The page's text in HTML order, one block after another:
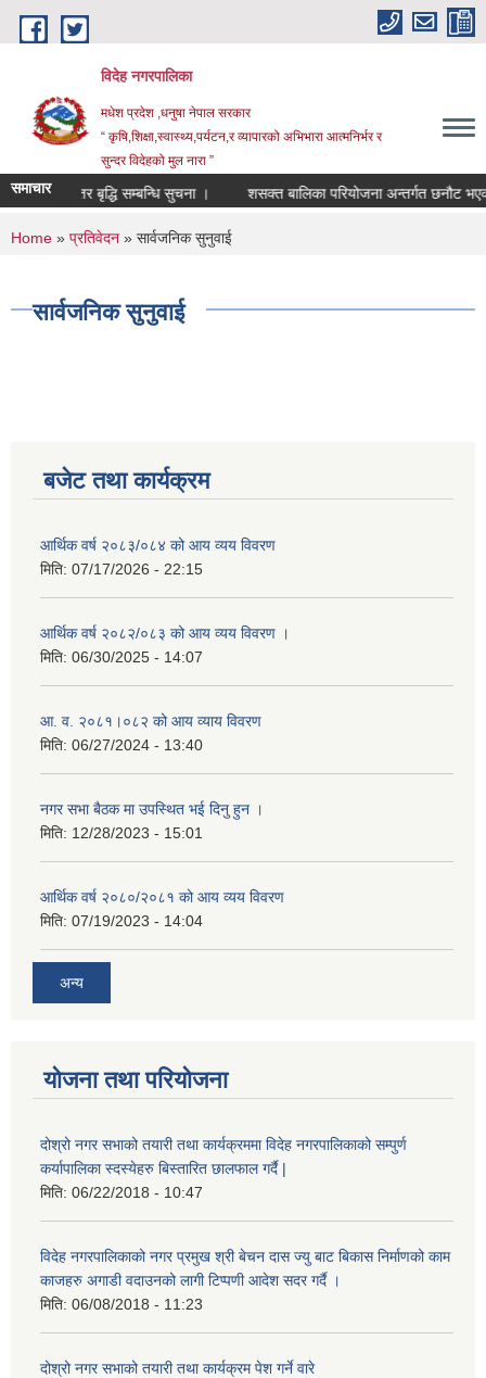
Skip to main content
विदेह नगरपालिका
मधेश प्रदेश ,धनुषा नेपाल सरकार
“ कृषि,शिक्षा,स्वास्थ्य,पर्यटन,र व्यापारको अभिभारा आत्मनिर्भर र
सुन्दर विदेहको मुल नारा ”
समाचारतह/स्तर बृद्धि सम्बन्धि सुचना । शसक्त बालिका परियोजना अन्तर्गत छनौट
You are here
Home » प्रतिवेदन » सार्वजनिक सुनुवाई
सार्वजनिक सुनुवाई
बजेट तथा कार्यक्रम
आर्थिक वर्ष २०८३/०८४ को आय व्यय विवरण
मिति: 07/17/2026 - 22:15
आर्थिक वर्ष २०८२/०८३ को आय व्यय विवरण ।
मिति: 06/30/2025 - 14:07
आ. व. २०८१।०८२ को आय व्याय विवरण
मिति: 06/27/2024 - 13:40
नगर सभा बैठक मा उपस्थित भई दिनु हुन ।
मिति: 12/28/2023 - 15:01
आर्थिक वर्ष २०८०/२०८१ को आय व्यय विवरण
मिति: 07/19/2023 - 14:04
अन्य
योजना तथा परियोजना
दोश्रो नगर सभाको तयारी तथा कार्यक्रममा विदेह नगरपालिकाको सम्पुर्ण
कर्यापालिका स्दस्येहरु बिस्तारित छालफाल गर्दै |
मिति: 06/22/2018 - 10:47
विदेह नगरपालिकाको नगर प्रमुख श्री बेचन दास ज्यु बाट बिकास निर्माणको काम
काजहरु अगाडी वदाउनको लागी टिप्पणी आदेश सदर गर्दै ।
मिति: 06/08/2018 - 11:23
दोश्रो नगर सभाको तयारी तथा कार्यक्रम पेश गर्ने वारे